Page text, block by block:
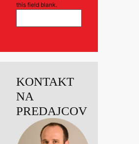
KONTAKT
NA
PREDAJCOV
this field blank.